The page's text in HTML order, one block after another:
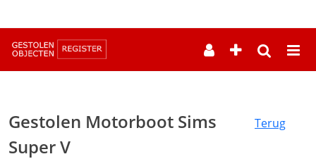
Gestolen Motorboot Sims
Super V
Terug